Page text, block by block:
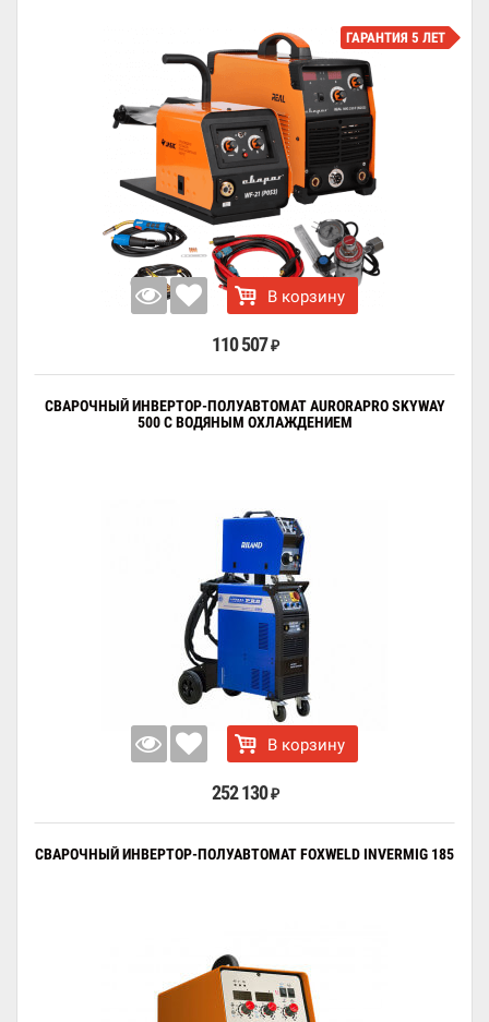
ГАРАНТИЯ 5 ЛЕТ
В корзину
110 507 ₽
СВАРОЧНЫЙ ИНВЕРТОР-ПОЛУАВТОМАТ AURORAPRO SKYWAY
500 С ВОДЯНЫМ ОХЛАЖДЕНИЕМ
В корзину
252 130 ₽
СВАРОЧНЫЙ ИНВЕРТОР-ПОЛУАВТОМАТ FOXWELD INVERMIG 185